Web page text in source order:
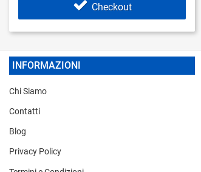
Checkout
INFORMAZIONI
Chi Siamo
Contatti
Blog
Privacy Policy